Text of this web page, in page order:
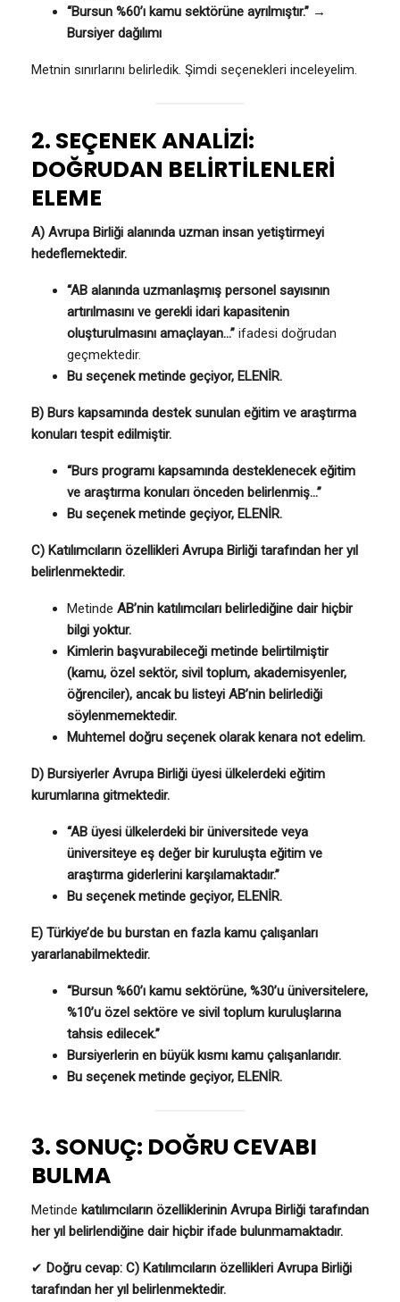
“Bursun %60’ı kamu sektörüne ayrılmıştır.” →
Bursiyer dağılımı
Metnin sınırlarını belirledik. Şimdi seçenekleri inceleyelim.
2. SEÇENEK ANALİZİ:
DOĞRUDAN BELİRTİLENLERİ
ELEME
A) Avrupa Birliği alanında uzman insan yetiştirmeyi
hedeflemektedir.
“AB alanında uzmanlaşmış personel sayısının
artırılmasını ve gerekli idari kapasitenin
oluşturulmasını amaçlayan…” ifadesi doğrudan
geçmektedir.
Bu seçenek metinde geçiyor, ELENİR.
B) Burs kapsamında destek sunulan eğitim ve araştırma
konuları tespit edilmiştir.
“Burs programı kapsamında desteklenecek eğitim
ve araştırma konuları önceden belirlenmiş…”
Bu seçenek metinde geçiyor, ELENİR.
C) Katılımcıların özellikleri Avrupa Birliği tarafından her yıl
belirlenmektedir.
Metinde AB’nin katılımcıları belirlediğine dair hiçbir
bilgi yoktur.
Kimlerin başvurabileceği metinde belirtilmiştir
(kamu, özel sektör, sivil toplum, akademisyenler,
öğrenciler), ancak bu listeyi AB’nin belirlediği
söylenmemektedir.
Muhtemel doğru seçenek olarak kenara not edelim.
D) Bursiyerler Avrupa Birliği üyesi ülkelerdeki eğitim
kurumlarına gitmektedir.
“AB üyesi ülkelerdeki bir üniversitede veya
üniversiteye eş değer bir kuruluşta eğitim ve
araştırma giderlerini karşılamaktadır.”
Bu seçenek metinde geçiyor, ELENİR.
E) Türkiye’de bu burstan en fazla kamu çalışanları
yararlanabilmektedir.
“Bursun %60’ı kamu sektörüne, %30’u üniversitelere,
%10’u özel sektöre ve sivil toplum kuruluşlarına
tahsis edilecek.”
Bursiyerlerin en büyük kısmı kamu çalışanlarıdır.
Bu seçenek metinde geçiyor, ELENİR.
3. SONUÇ: DOĞRU CEVABI
BULMA
Metinde katılımcıların özelliklerinin Avrupa Birliği tarafından
her yıl belirlendiğine dair hiçbir ifade bulunmamaktadır.
✔ Doğru cevap: C) Katılımcıların özellikleri Avrupa Birliği
tarafından her yıl belirlenmektedir.